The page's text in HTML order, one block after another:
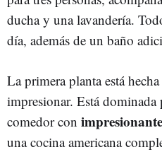
ducha y una lavandería.
día, además de un baño
La primera planta está
impresionar. Está
comedor con
una cocina americana